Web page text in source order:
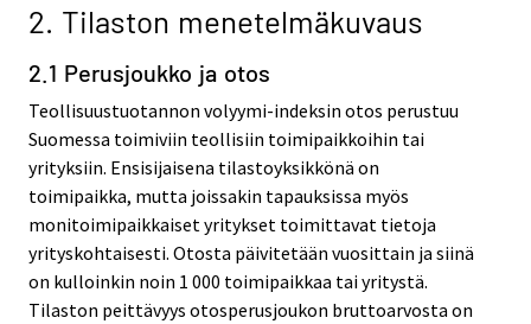
2. Tilaston menetelmäkuvaus
2.1 Perusjoukko ja otos
Teollisuustuotannon volyymi-indeksin otos perustuu
Suomessa toimiviin teollisiin toimipaikkoihin tai
yrityksiin. Ensisijaisena tilastoyksikkönä on
toimipaikka, mutta joissakin tapauksissa myös
monitoimipaikkaiset yritykset toimittavat tietoja
yrityskohtaisesti. Otosta päivitetään vuosittain ja siinä
on kulloinkin noin 1 000 toimipaikkaa tai yritystä.
Tilaston peittävyys otosperusjoukon bruttoarvosta on